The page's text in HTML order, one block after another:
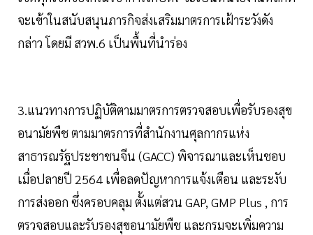
จะเข้าในสนับสนุนภารกิจส่งเสริมมาตรการเฝ้าระวังดัง
กล่าว โดยมี สวพ.6 เป็นพื้นที่นำร่อง
3.แนวทางการปฏิบัติตามมาตรการตรวจสอบเพื่อรับรองสุข
อนามัยพืช ตามมาตรการที่สำนักงานศุลกากรแห่ง
สาธารณรัฐประชาชนจีน (GACC) พิจารณาและเห็นชอบ
เมื่อปลายปี 2564 เพื่อลดปัญหาการแจ้งเตือน และระงับ
การส่งออก ซึ่งครอบคลุม ตั้งแต่สวน GAP, GMP Plus , การ
ตรวจสอบและรับรองสุขอนามัยพืช และกรมจะเพิ่มความ